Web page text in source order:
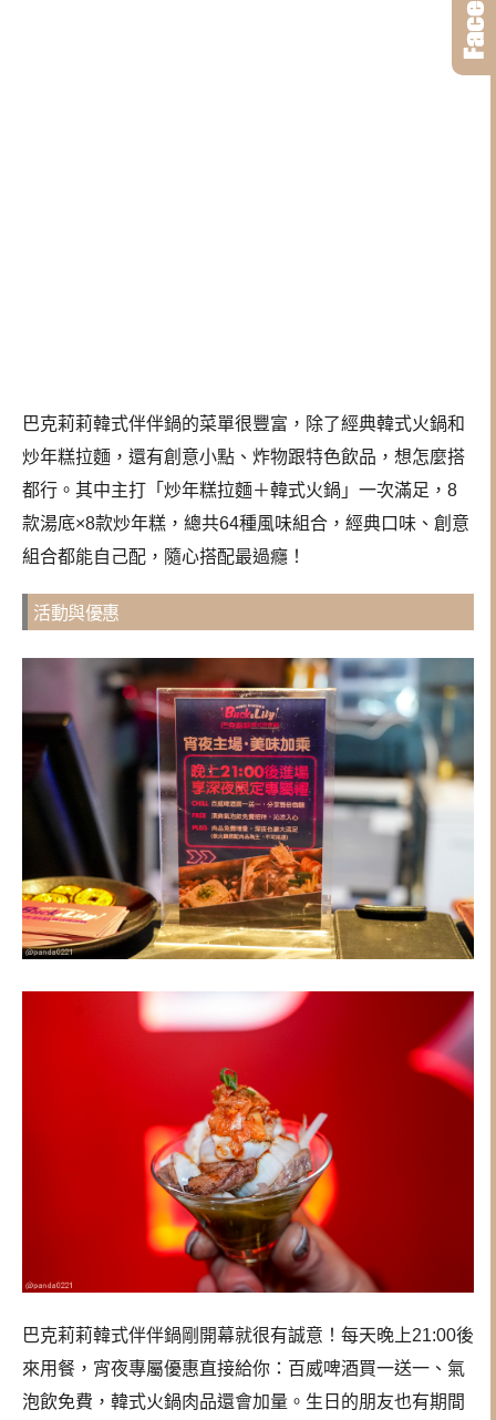
巴克莉莉韓式伴伴鍋的菜單很豐富，除了經典韓式火鍋和
炒年糕拉麵，還有創意小點、炸物跟特色飲品，想怎麼搭
都行。其中主打「炒年糕拉麵＋韓式火鍋」一次滿足，8
款湯底×8款炒年糕，總共64種風味組合，經典口味、創意
組合都能自己配，隨心搭配最過癮！
活動與優惠
巴克莉莉韓式伴伴鍋剛開幕就很有誠意！每天晚上21:00後
來用餐，宵夜專屬優惠直接給你：百威啤酒買一送一、氣
泡飲免費，韓式火鍋肉品還會加量。生日的朋友也有期間